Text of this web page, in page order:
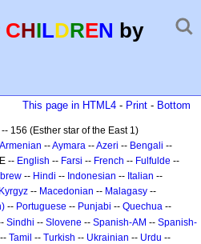
CHILDREN by
This page in HTML4 - Print - Bottom
-- 156 (Esther star of the East 1)
Armenian --Aymara --Azeri -- Bengali --
-- English -- Farsi -- French -- Fulfulde --
-- Hindi -- Indonesian -- Italian --
Kyrgyz -- Macedonian -- Malagasy --
-- Portuguese -- Punjabi -- Quechua --
Sindhi -- Slovene -- Spanish-AM -- Spanish-
-- Tamil -- Turkish -- Ukrainian -- Urdu --